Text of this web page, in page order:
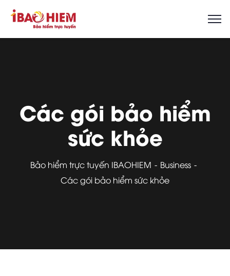
Các gói bảo hiểm
sức khỏe
Bảo hiểm trực tuyến IBAOHIEM
Business
Các gói bảo hiểm sức khỏe